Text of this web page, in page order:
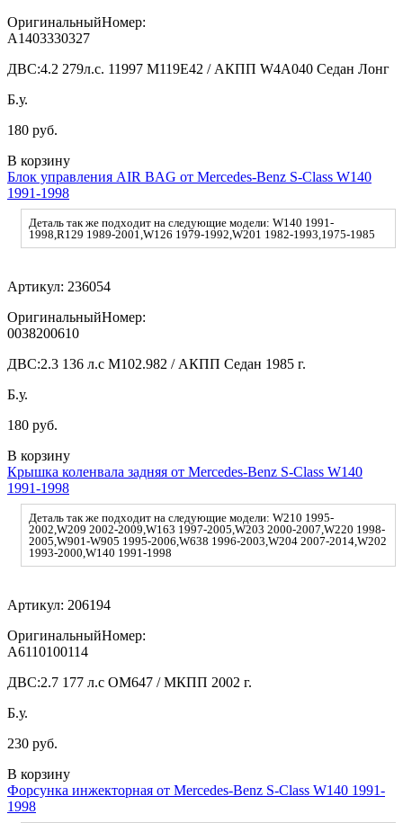
ОригинальныйНомер:
A1403330327
ДВС:4.2 279л.с. 11997 M119E42 / АКПП W4A040 Седан Лонг
Б.у.
180 руб.
В корзину
Блок управления AIR BAG от Mercedes-Benz S-Class W140
1991-1998
Деталь так же подходит на следующие модели: W140 1991-
1998,R129 1989-2001,W126 1979-1992,W201 1982-1993,1975-1985
Артикул: 236054
ОригинальныйНомер:
0038200610
ДВС:2.3 136 л.с M102.982 / АКПП Седан 1985 г.
Б.у.
180 руб.
В корзину
Крышка коленвала задняя от Mercedes-Benz S-Class W140
1991-1998
Деталь так же подходит на следующие модели: W210 1995-
2002,W209 2002-2009,W163 1997-2005,W203 2000-2007,W220 1998-
2005,W901-W905 1995-2006,W638 1996-2003,W204 2007-2014,W202
1993-2000,W140 1991-1998
Артикул: 206194
ОригинальныйНомер:
A6110100114
ДВС:2.7 177 л.с OM647 / МКПП 2002 г.
Б.у.
230 руб.
В корзину
Форсунка инжекторная от Mercedes-Benz S-Class W140 1991-
1998